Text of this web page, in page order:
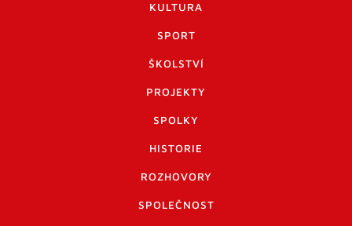
KULTURA
SPORT
ŠKOLSTVÍ
PROJEKTY
SPOLKY
HISTORIE
ROZHOVORY
SPOLEČNOST